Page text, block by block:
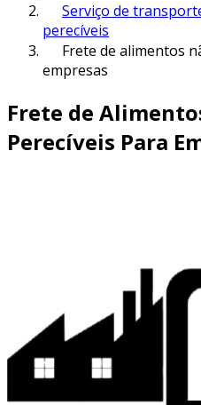
Serviço de
perecíveis
Frete de alimentos
empresas
Frete de
Perecíveis Para